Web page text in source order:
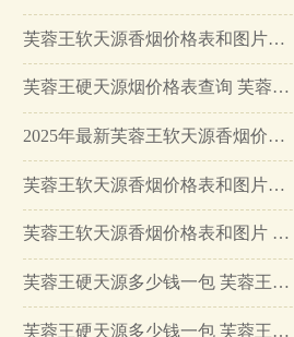
芙蓉王软天源香烟价格表和图片一览…
芙蓉王硬天源烟价格表查询 芙蓉王硬天源所有系列价格…
2025年最新芙蓉王软天源香烟价格表和图片查询…
芙蓉王软天源香烟价格表和图片一览 芙蓉王软天源怎么样…
芙蓉王软天源香烟价格表和图片 芙蓉王软天源价格一览…
芙蓉王硬天源多少钱一包 芙蓉王硬天源价格表和图片2025…
芙蓉王硬天源多少钱一包 芙蓉王硬天源图片2025…